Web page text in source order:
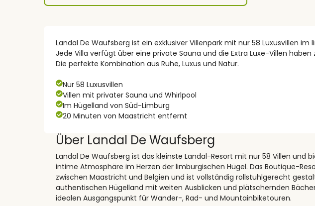
Landal De Waufsberg ist ein exklusiver Villenpark mit nur 58 Luxusvillen im
Jede Villa verfügt über eine private Sauna und die Extra Luxe-Villen haben
Die perfekte Kombination aus Ruhe, Luxus und Natur.
Nur 58 Luxusvillen
Villen mit privater Sauna und Whirlpool
Im Hügelland von Süd-Limburg
20 Minuten von Maastricht entfernt
Über Landal De Waufsberg
Landal De Waufsberg ist das kleinste Landal-Resort mit nur 58 Villen und
intime Atmosphäre im Herzen der limburgischen Hügel. Das Boutique-
zwischen Maastricht und Belgien und ist vollständig rollstuhlgerecht
authentischen Hügelland mit weiten Ausblicken und plätschernden
idealen Ausgangspunkt für Wander-, Rad- und Mountainbiketouren.